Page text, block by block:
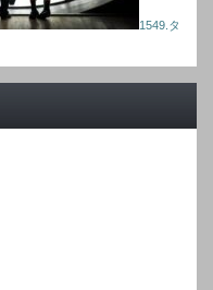
1549.タ